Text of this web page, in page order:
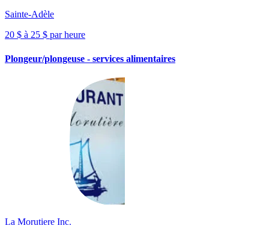
Sainte-Adèle
20 $ à 25 $ par heure
Plongeur/plongeuse - services alimentaires
La Morutiere Inc.